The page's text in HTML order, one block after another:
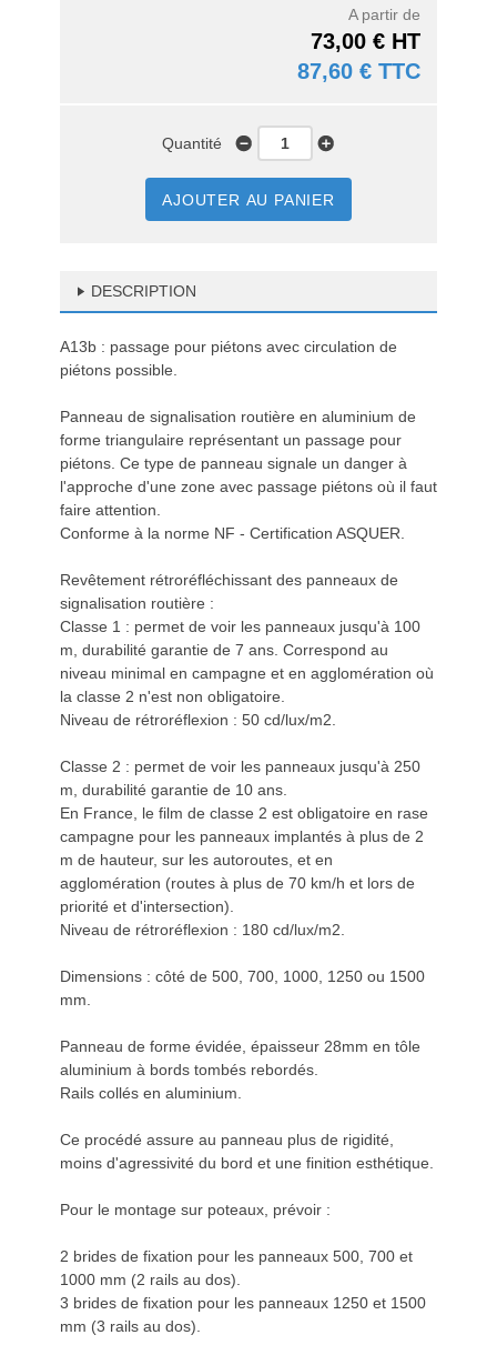
A partir de
73,00 € HT
87,60 € TTC
Quantité
AJOUTER AU PANIER
DESCRIPTION
A13b : passage pour piétons avec circulation de
piétons possible.
Panneau de signalisation routière en aluminium de
forme triangulaire représentant un passage pour
piétons. Ce type de panneau signale un danger à
l'approche d'une zone avec passage piétons où il faut
faire attention.
Conforme à la norme NF - Certification ASQUER.
Revêtement rétroréfléchissant des panneaux de
signalisation routière :
Classe 1 : permet de voir les panneaux jusqu'à 100
m, durabilité garantie de 7 ans. Correspond au
niveau minimal en campagne et en agglomération où
la classe 2 n'est non obligatoire.
Niveau de rétroréflexion : 50 cd/lux/m2.
Classe 2 : permet de voir les panneaux jusqu'à 250
m, durabilité garantie de 10 ans.
En France, le film de classe 2 est obligatoire en rase
campagne pour les panneaux implantés à plus de 2
m de hauteur, sur les autoroutes, et en
agglomération (routes à plus de 70 km/h et lors de
priorité et d'intersection).
Niveau de rétroréflexion : 180 cd/lux/m2.
Dimensions : côté de 500, 700, 1000, 1250 ou 1500
mm.
Panneau de forme évidée, épaisseur 28mm en tôle
aluminium à bords tombés rebordés.
Rails collés en aluminium.
Ce procédé assure au panneau plus de rigidité,
moins d'agressivité du bord et une finition esthétique.
Pour le montage sur poteaux, prévoir :
2 brides de fixation pour les panneaux 500, 700 et
1000 mm (2 rails au dos).
3 brides de fixation pour les panneaux 1250 et 1500
mm (3 rails au dos).